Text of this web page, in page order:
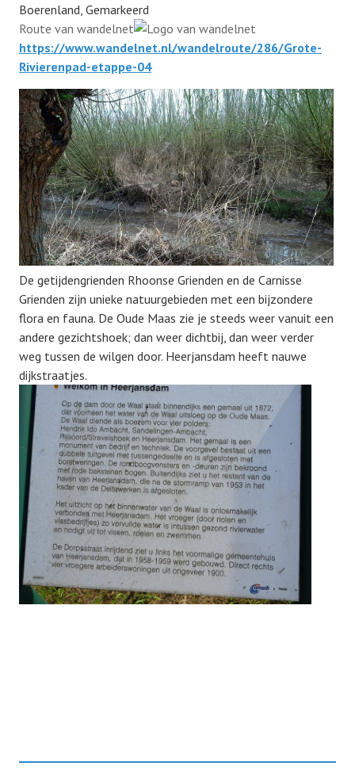
Boerenland, Gemarkeerd
Route van wandelnet
https://www.wandelnet.nl/wandelroute/286/Grote-
Rivierenpad-etappe-04
De getijdengrienden Rhoonse Grienden en de Carnisse
Grienden zijn unieke natuurgebieden met een bijzondere
flora en fauna. De Oude Maas zie je steeds weer vanuit een
andere gezichtshoek; dan weer dichtbij, dan weer verder
weg tussen de wilgen door. Heerjansdam heeft nauwe
dijkstraatjes.